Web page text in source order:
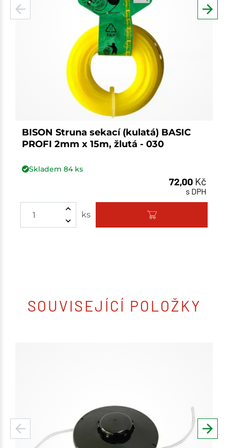
BISON Struna sekací (kulatá) BASIC
PROFI 2mm x 15m, žlutá - 030
Skladem 84ks
72,00 Kč
s DPH
ks
SOUVISEJÍCÍ POLOŽKY